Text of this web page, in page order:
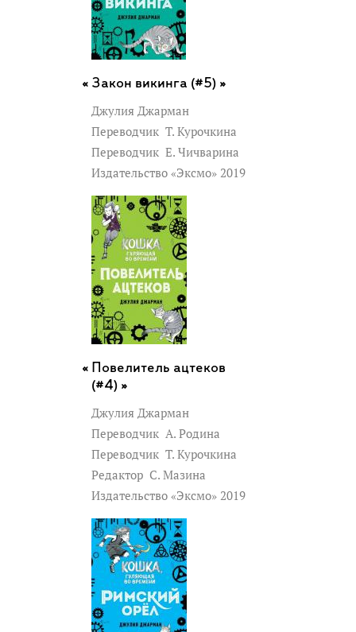
Закон викинга (#5) »
Джулия Джарман
Переводчик Т. Курочкина
Переводчик Е. Чичварина
Издательство «Эксмо» 2019
Повелитель ацтеков
(#4) »
Джулия Джарман
Переводчик А. Родина
Переводчик Т. Курочкина
Редактор С. Мазина
Издательство «Эксмо» 2019